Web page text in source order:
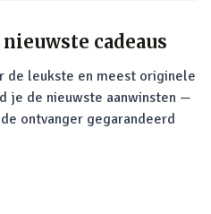
cadeaus
de leukste en meest originele
je de nieuwste aanwinsten —
ontvanger gegarandeerd